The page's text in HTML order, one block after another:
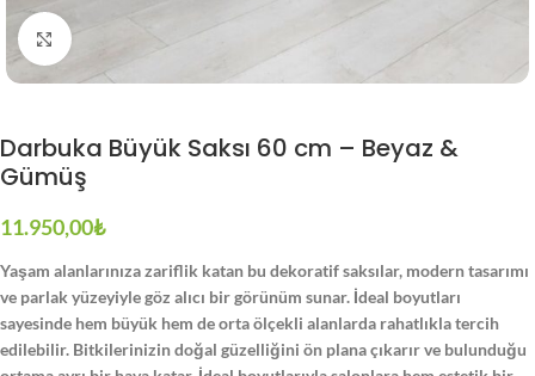
Büyütmek için tıklayın
Darbuka Büyük Saksı 60 cm – Beyaz &
Gümüş
11.950,00₺
Yaşam alanlarınıza zariflik katan bu dekoratif saksılar, modern tasarımı
ve parlak yüzeyiyle göz alıcı bir görünüm sunar. İdeal boyutları
sayesinde hem büyük hem de orta ölçekli alanlarda rahatlıkla tercih
edilebilir. Bitkilerinizin doğal güzelliğini ön plana çıkarır ve bulunduğu